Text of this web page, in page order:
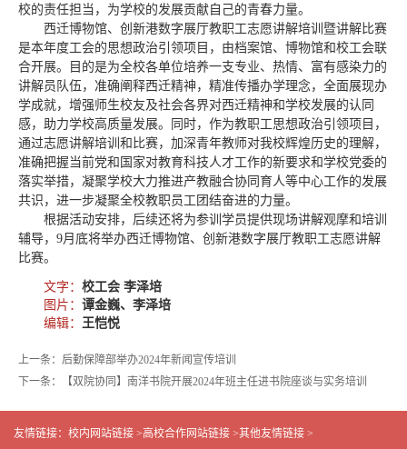
校的责任担当，为学校的发展贡献自己的青春力量。
西迁博物馆、创新港数字展厅教职工志愿讲解培训暨讲解比赛
是本年度工会的思想政治引领项目，由档案馆、博物馆和校工会联
合开展。目的是为全校各单位培养一支专业、热情、富有感染力的
讲解员队伍，准确阐释西迁精神，精准传播办学理念，全面展现办
学成就，增强师生校友及社会各界对西迁精神和学校发展的认同
感，助力学校高质量发展。同时，作为教职工思想政治引领项目，
通过志愿讲解培训和比赛，加深青年教师对我校辉煌历史的理解，
准确把握当前党和国家对教育科技人才工作的新要求和学校党委的
落实举措，凝聚学校大力推进产教融合协同育人等中心工作的发展
共识，进一步凝聚全校教职员工团结奋进的力量。
根据活动安排，后续还将为参训学员提供现场讲解观摩和培训
辅导，9月底将举办西迁博物馆、创新港数字展厅教职工志愿讲解
比赛。
文字： 校工会 李泽培
图片： 谭金巍、李泽培
编辑： 王恺悦
上一条：后勤保障部举办2024年新闻宣传培训
下一条：【双院协同】南洋书院开展2024年班主任进书院座谈与实务培训
友情链接： 校内网站链接 >高校合作网站链接 >其他友情链接 >